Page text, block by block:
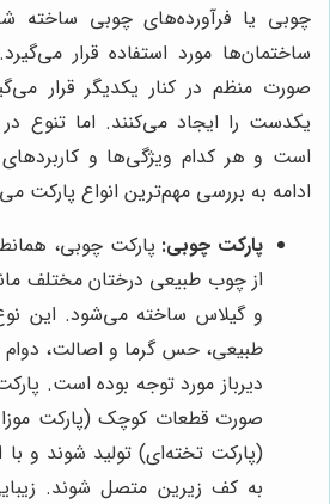
چوبی یا فرآورده‌های چوبی
ساختمان‌ها مورد استفاده قرار
صورت منظم در کنار یکدیگر قرار
یکدست را ایجاد می‌کنند. اما تنوع در
است و هر کدام ویژگی‌ها و
ادامه به بررسی مهم‌ترین انواع پارکت
پارکت چوبی: پارکت چوبی،
از چوب طبیعی درختان مختلف
و گیلاس ساخته می‌شود. این
طبیعی، حس گرما و اصالت، دوام
دیرباز مورد توجه بوده است.
صورت قطعات کوچک (پارکت
(پارکت تخته‌ای) تولید شوند و
به کف زیرین متصل شوند.